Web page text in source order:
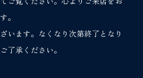
。
います。なくなり次第終了となり
了承ください。